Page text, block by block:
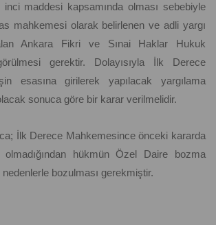
inci maddesi kapsamında olması sebebiyle
mahkemesi olarak belirlenen ve adli yargı
Ankara Fikri ve Sınai Haklar Hukuk
gerektir. Dolayısıyla İlk Derece
esasına girilerek yapılacak yargılama
sonuca göre bir karar verilmelidir.
İlk Derece Mahkemesince önceki kararda
hükmün Özel Daire bozma
nedenlerle bozulması gerekmiştir.